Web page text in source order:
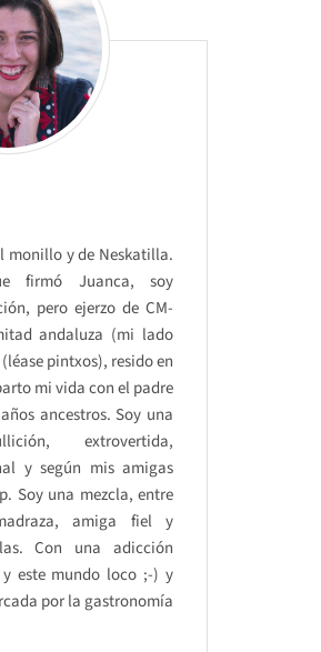
monillo y de Neskatilla.
firmó Juanca, soy
pero ejerzo de CM-
andaluza (mi lado
pintxos), resido en
mi vida con el padre
ancestros. Soy una
extrovertida,
y según mis amigas
Soy una mezcla, entre
amiga fiel y
Con una adicción
este mundo loco ;-) y
por la gastronomía